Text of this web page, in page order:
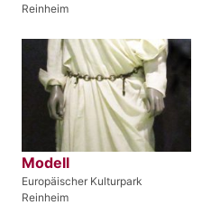
Reinheim
Modell
Europäischer Kulturpark
Reinheim